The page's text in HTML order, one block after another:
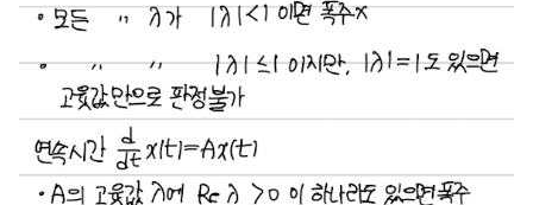
나치게 복잡하면 그렇게 하지 않는다. 예를 들어 3,4차 방정식에 대해서는 절차
로만 나타낸다. 5.1.3. 5x5 이상 행렬의 고윳값을 구하는 순서는 존재하지 않는
다! 5차 이상의 대수방정식을 푸는 순서가 존재하지 않으므로 위 진술이 자..